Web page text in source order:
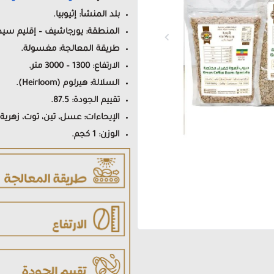
بلد المنشأ: إثيوبيا.
المنطقة: يورجاشيف – إقليم
طريقة المعالجة: مغسولة.
الارتفاع: 1300 – 3000 متر.
السلالة: هيرلوم (Heirloom).
تقييم الجودة: 87.5.
الإيحاءات: عسل، تين، توت،
الوزن: 1 كجم.